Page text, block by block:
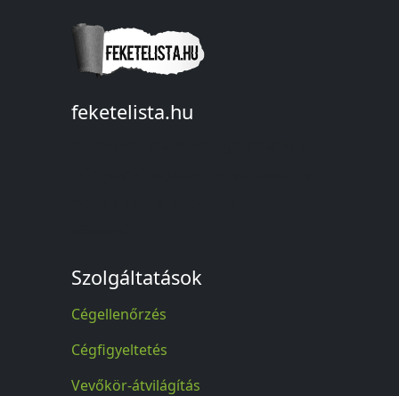
feketelista.hu
Szolgáltatások
Cégellenőrzés
Cégfigyeltetés
Vevőkör-átvilágítás